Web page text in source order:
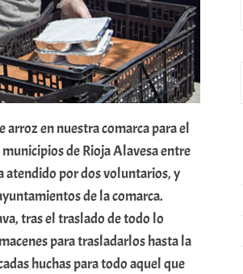
en nuestra comarca para el
de Rioja Alavesa entre
atendido por dos voluntarios, y
de la comarca.
tras el traslado de todo lo
para trasladarlos hasta la
huchas para todo aquel que